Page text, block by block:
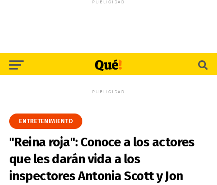
PUBLICIDAD
PUBLICIDAD
ENTRETENIMIENTO
"Reina roja": Conoce a los actores
que les darán vida a los
inspectores Antonia Scott y Jon